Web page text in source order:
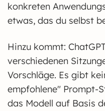
konkreten
etwas, das du selbst
Hinzu kommt:
verschiedenen
Vorschläge. Es gibt
empfohlene" Prompt-
das Modell auf Basis